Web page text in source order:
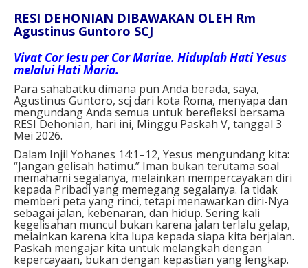
RESI DEHONIAN DIBAWAKAN OLEH Rm
Agustinus Guntoro SCJ
Vivat Cor Iesu per Cor Mariae. Hiduplah Hati Yesus
melalui Hati Maria.
Para sahabatku dimana pun Anda berada, saya,
Agustinus Guntoro, scj dari kota Roma, menyapa dan
mengundang Anda semua untuk berefleksi bersama
RESI Dehonian, hari ini, Minggu Paskah V, tanggal 3
Mei 2026.
Dalam Injil Yohanes 14:1–12, Yesus mengundang kita:
“Jangan gelisah hatimu.” Iman bukan terutama soal
memahami segalanya, melainkan mempercayakan diri
kepada Pribadi yang memegang segalanya. Ia tidak
memberi peta yang rinci, tetapi menawarkan diri-Nya
sebagai jalan, kebenaran, dan hidup. Sering kali
kegelisahan muncul bukan karena jalan terlalu gelap,
melainkan karena kita lupa kepada siapa kita berjalan.
Paskah mengajar kita untuk melangkah dengan
kepercayaan, bukan dengan kepastian yang lengkap.